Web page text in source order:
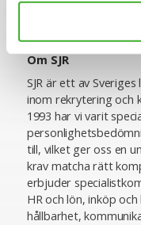
Om SJR
SJR är ett av
inom rekrytering och
1993 har vi varit
till, vilket ger oss en
krav matcha rätt
erbjuder
HR och lön, inköp
hållbarhet,